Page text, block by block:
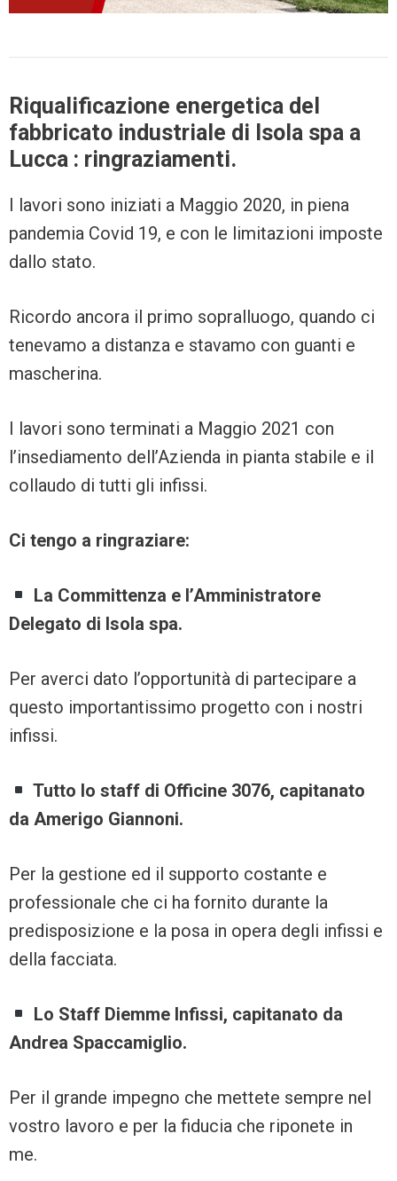
Riqualificazione energetica del
fabbricato industriale di Isola spa a
Lucca : ringraziamenti.
I lavori sono iniziati a Maggio 2020, in piena
pandemia Covid 19, e con le limitazioni imposte
dallo stato.
Ricordo ancora il primo sopralluogo, quando ci
tenevamo a distanza e stavamo con guanti e
mascherina.
I lavori sono terminati a Maggio 2021 con
l’insediamento dell’Azienda in pianta stabile e il
collaudo di tutti gli infissi.
Ci tengo a ringraziare:
La Committenza e l’Amministratore
Delegato di Isola spa.
Per averci dato l’opportunità di partecipare a
questo importantissimo progetto con i nostri
infissi.
Tutto lo staff di Officine 3076, capitanato
da Amerigo Giannoni.
Per la gestione ed il supporto costante e
professionale che ci ha fornito durante la
predisposizione e la posa in opera degli infissi e
della facciata.
Lo Staff Diemme Infissi, capitanato da
Andrea Spaccamiglio.
Per il grande impegno che mettete sempre nel
vostro lavoro e per la fiducia che riponete in
me.